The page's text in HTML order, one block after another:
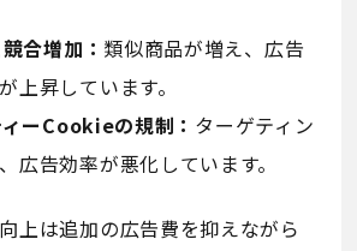
合増加： 類似商品が増え、広告
上昇しています。
ーCookieの規制： ターゲティン
広告効率が悪化しています。
上は追加の広告費を抑えながら